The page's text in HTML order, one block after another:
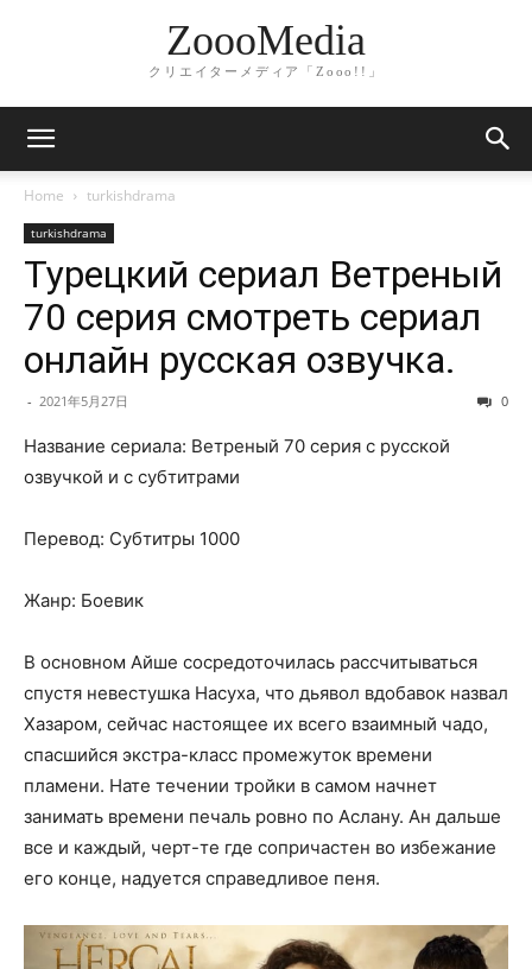
ZoooMedia
クリエイターメディア「Zooo!!」
Home turkishdrama
turkishdrama
Турецкий сериал Ветреный
70 серия смотреть сериал
онлайн русская озвучка.
- 2021年5月27日 0
Название сериала: Ветреный 70 серия с русской
озвучкой и с субтитрами
Перевод: Субтитры 1000
Жанр: Боевик
В основном Айше сосредоточилась рассчитываться
спустя невестушка Насуха, что дьявол вдобавок назвал
Хазаром, сейчас настоящее их всего взаимный чадо,
спасшийся экстра-класс промежуток времени
пламени. Нате течении тройки в самом начнет
занимать времени печаль ровно по Аслану. Ан дальше
все и каждый, черт-те где сопричастен во избежание
его конце, надуется справедливое пеня.